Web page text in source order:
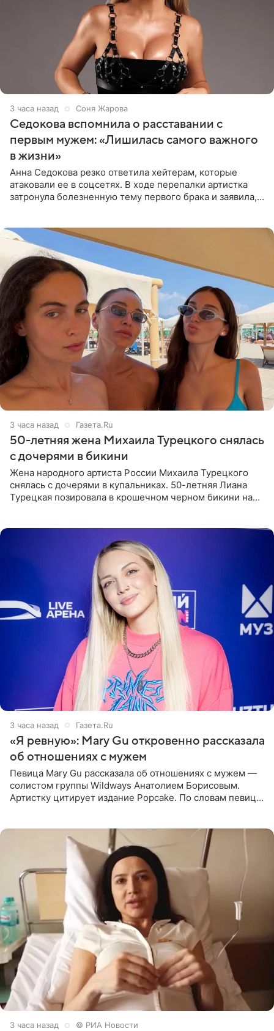
3 часа назад Соня Жарова
Седокова вспомнила о расставании с
первым мужем: «Лишилась самого важного
в жизни»
Анна Седокова резко ответила хейтерам, которые
атаковали ее в соцсетях. В ходе перепалки артистка
затронула болезненную тему первого брака и заявила,
3 часа назад Газета.Ru
50-летняя жена Михаила Турецкого снялась
с дочерями в бикини
Жена народного артиста России Михаила Турецкого
снялась с дочерями в купальниках. 50-летняя Лиана
Турецкая позировала в крошечном черном бикини на
3 часа назад Газета.Ru
«Я ревную»: Mary Gu откровенно рассказала
об отношениях с мужем
Певица Mary Gu рассказала об отношениях с мужем —
солистом группы Wildways Анатолием Борисовым.
Артистку цитирует издание Popcake. По словам певицы,
3 часа назад © РИА Новости